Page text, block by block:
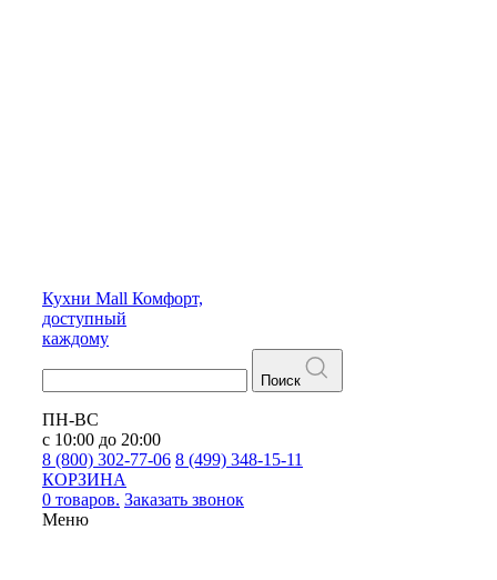
Кухни Mall Комфорт,
доступный
каждому
Поиск
ПН-ВС
с 10:00 до 20:00
8 (800) 302-77-06 8 (499) 348-15-11
КОРЗИНА
0 товаров. Заказать звонок
Меню